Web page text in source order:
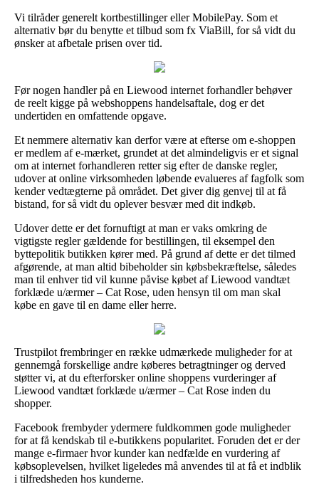
Vi tilråder generelt kortbestillinger eller MobilePay. Som et
alternativ bør du benytte et tilbud som fx ViaBill, for så vidt du
ønsker at afbetale prisen over tid.
Før nogen handler på en Liewood internet forhandler behøver
de reelt kigge på webshoppens handelsaftale, dog er det
undertiden en omfattende opgave.
Et nemmere alternativ kan derfor være at efterse om e-shoppen
er medlem af e-mærket, grundet at det almindeligvis er et signal
om at internet forhandleren retter sig efter de danske regler,
udover at online virksomheden løbende evalueres af fagfolk som
kender vedtægterne på området. Det giver dig genvej til at få
bistand, for så vidt du oplever besvær med dit indkøb.
Udover dette er det fornuftigt at man er vaks omkring de
vigtigste regler gældende for bestillingen, til eksempel den
byttepolitik butikken kører med. På grund af dette er det tilmed
afgørende, at man altid bibeholder sin købsbekræftelse, således
man til enhver tid vil kunne påvise købet af Liewood vandtæt
forklæde u/ærmer – Cat Rose, uden hensyn til om man skal
købe en gave til en dame eller herre.
Trustpilot frembringer en række udmærkede muligheder for at
gennemgå forskellige andre køberes betragtninger og derved
støtter vi, at du efterforsker online shoppens vurderinger af
Liewood vandtæt forklæde u/ærmer – Cat Rose inden du
shopper.
Facebook frembyder ydermere fuldkommen gode muligheder
for at få kendskab til e-butikkens popularitet. Foruden det er der
mange e-firmaer hvor kunder kan nedfælde en vurdering af
købsoplevelsen, hvilket ligeledes må anvendes til at få et indblik
i tilfredsheden hos kunderne.